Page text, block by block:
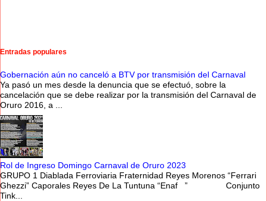
Entradas populares
Gobernación aún no canceló a BTV por transmisión del Carnaval
Ya pasó un mes desde la denuncia que se efectuó, sobre la
cancelación que se debe realizar por la transmisión del Carnaval de
Oruro 2016, a ...
Rol de Ingreso Domingo Carnaval de Oruro 2023
GRUPO 1 Diablada Ferroviaria Fraternidad Reyes Morenos “Ferrari
Ghezzi” Caporales Reyes De La Tuntuna “Enaf ” Conjunto
Tink...